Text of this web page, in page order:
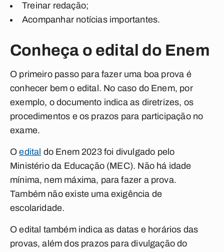
Treinar redação;
Acompanhar notícias importantes.
Conheça o edital do Enem
O primeiro passo para fazer uma boa prova é
conhecer bem o edital. No caso do Enem, por
exemplo, o documento indica as diretrizes, os
procedimentos e os prazos para participação no
exame.
Oedital do Enem 2023 foi divulgado pelo
Ministério da Educação (MEC). Não há idade
mínima, nem máxima, para fazer a prova.
Também não existe uma exigência de
escolaridade.
O edital também indica as datas e horários das
provas, além dos prazos para divulgação do